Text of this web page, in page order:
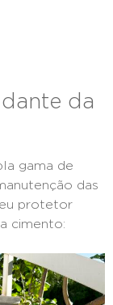
da
gama de
das
protetor
cimento: